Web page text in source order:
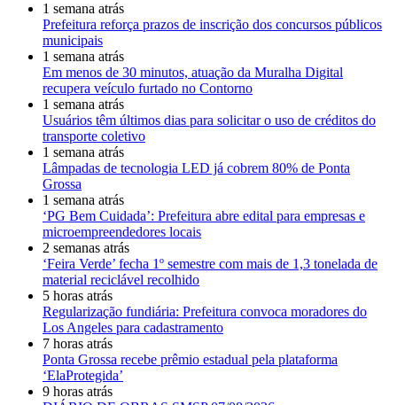
1 semana atrás
Prefeitura reforça prazos de inscrição dos concursos públicos
municipais
1 semana atrás
Em menos de 30 minutos, atuação da Muralha Digital
recupera veículo furtado no Contorno
1 semana atrás
Usuários têm últimos dias para solicitar o uso de créditos do
transporte coletivo
1 semana atrás
Lâmpadas de tecnologia LED já cobrem 80% de Ponta
Grossa
1 semana atrás
‘PG Bem Cuidada’: Prefeitura abre edital para empresas e
microempreendedores locais
2 semanas atrás
‘Feira Verde’ fecha 1º semestre com mais de 1,3 tonelada de
material reciclável recolhido
5 horas atrás
Regularização fundiária: Prefeitura convoca moradores do
Los Angeles para cadastramento
7 horas atrás
Ponta Grossa recebe prêmio estadual pela plataforma
‘ElaProtegida’
9 horas atrás